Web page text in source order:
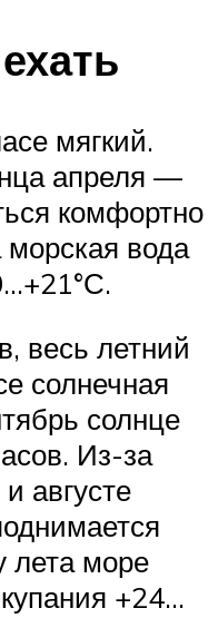
мягкий.
апреля —
комфортно
морская вода
весь летний
солнечная
солнце
Из-за
августе
лета море
+24…